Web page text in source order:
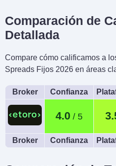
Comparación de
Detallada
Compare cómo calificamos a
Spreads Fijos 2026 en áreas
Broker Confianza
4.0
Broker Confianza